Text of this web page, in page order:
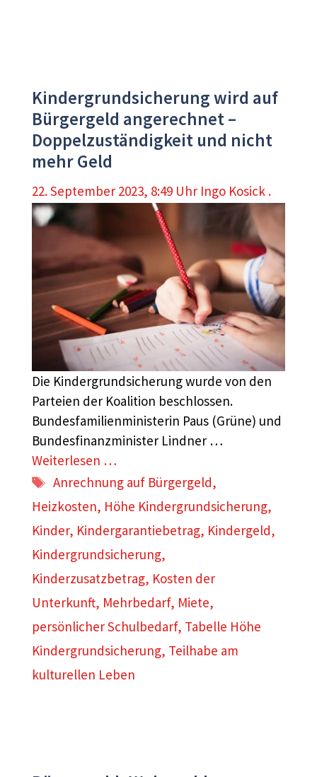
Kindergrundsicherung wird auf
Bürgergeld angerechnet –
Doppelzuständigkeit und nicht
mehr Geld
22. September 2023, 8:49 Uhr Ingo Kosick .
Die Kindergrundsicherung wurde von den
Parteien der Koalition beschlossen.
Bundesfamilienministerin Paus (Grüne) und
Bundesfinanzminister Lindner …
Weiterlesen …
Schlagwörter
Anrechnung auf Bürgergeld,
Heizkosten, Höhe Kindergrundsicherung,
Kinder, Kindergarantiebetrag, Kindergeld,
Kindergrundsicherung,
Kinderzusatzbetrag, Kosten der
Unterkunft, Mehrbedarf, Miete,
persönlicher Schulbedarf, Tabelle Höhe
Kindergrundsicherung, Teilhabe am
kulturellen Leben